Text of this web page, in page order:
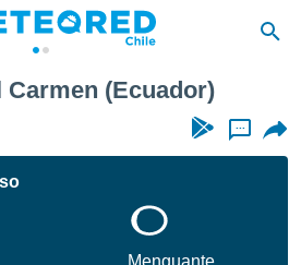
Carmen (Ecuador)
...